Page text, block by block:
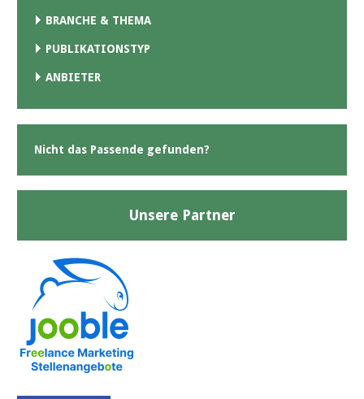
BRANCHE & THEMA
PUBLIKATIONSTYP
ANBIETER
Nicht das Passende gefunden?
Unsere Partner